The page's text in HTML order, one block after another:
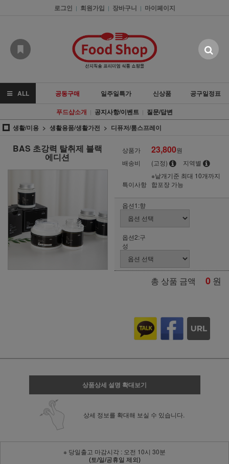
로그인 | 회원가입 | 장바구니 | 마이페이지
ALL 공동구매 일주일특가 신상품
공구일정표
푸드샵소개 | 공지사항/이벤트 | 질문/답변
생활/미용
생활용품/생활가전 디퓨저/룸스프레이
BAS 초강력 탈취제 블랙
에디션
상품가 23,800원
배송비
(고정) 지역별
특이사항
※낱개기준 최대 10개까지
합포장 가능
옵션1:향
옵션2:구
성
총 상품 금액 0 원
상품상세 설명 확대보기
상세 정보를 확대해 보실 수 있습니다.
※ 당일출고 마감시각 : 오전 10시 30분
(토/일/공휴일 제외)